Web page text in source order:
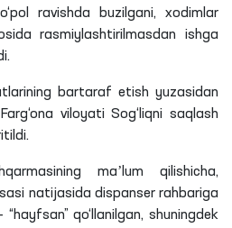
ravishda buzilgani, xodimlar
rasmiylashtirilmasdan ishga
bartaraf etish yuzasidan
viloyati Sog‘liqni saqlash
maʼlum qilishicha,
natijasida dispanser rahbariga
qo‘llanilgan, shuningdek